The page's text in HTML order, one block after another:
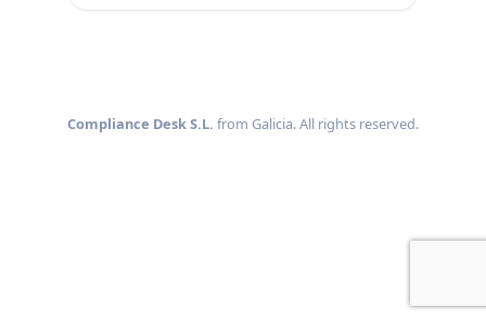
Compliance Desk S.L. from Galicia. All rights reserved.